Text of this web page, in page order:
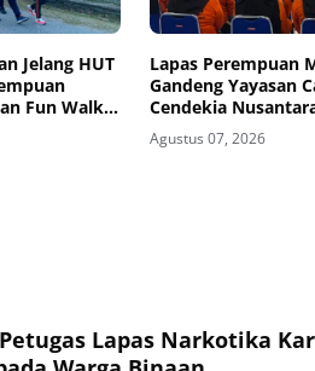
Jelang HUT
Fun Walk
Lapas Perempuan
Gandeng Yayasan
Cendekia
Literasi Hukum
Agustus 07, 2026
Lapas Narkotika